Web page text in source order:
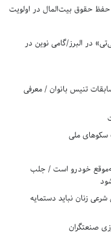
حقوق بیت‌المال در اولویت
در البرز/گامی نوین در
تنیس بانوان / معرفی
سکوهای ملی
خودرو است / جلب
زنان نباید دستمایه
صنعتگران